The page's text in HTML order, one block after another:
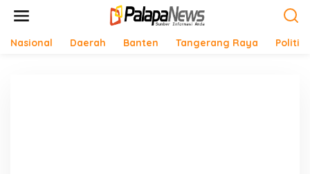
Nasional Daerah Banten Tangerang Raya Politik